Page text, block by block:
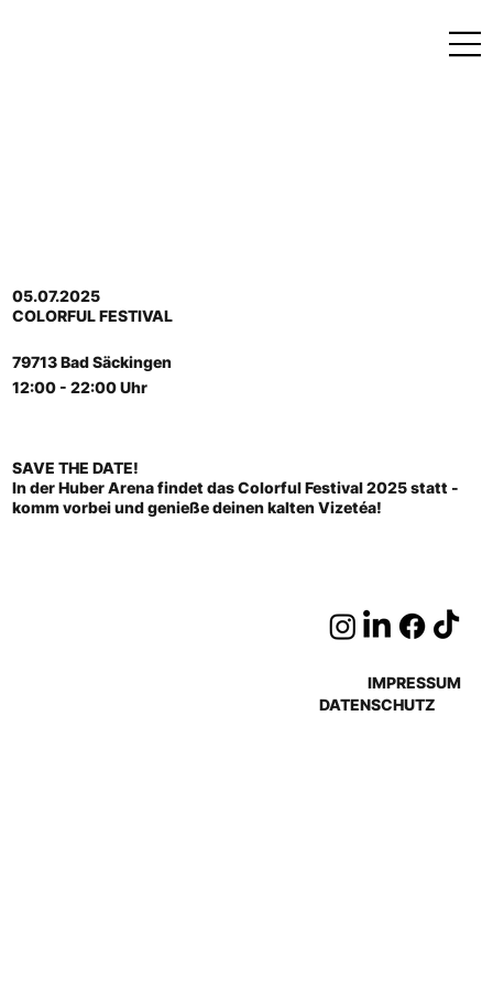
05.07.2025
COLORFUL FESTIVAL
79713 Bad Säckingen
12:00 - 22:00 Uhr
SAVE THE DATE!
In der Huber Arena findet das Colorful Festival 2025 statt -
komm vorbei und genieße deinen kalten Vizetéa!
IMPRESSUM
DATENSCHUTZ